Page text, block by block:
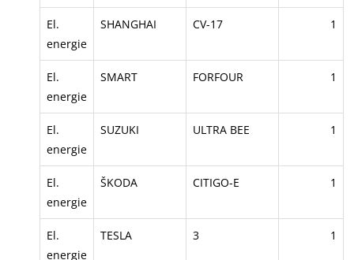
El.
energie
SHANGHAI CV-17 1
El.
energie
SMART FORFOUR 1
El.
energie
SUZUKI ULTRA BEE 1
El.
energie
ŠKODA CITIGO-E 1
El.
energie
TESLA 3 1